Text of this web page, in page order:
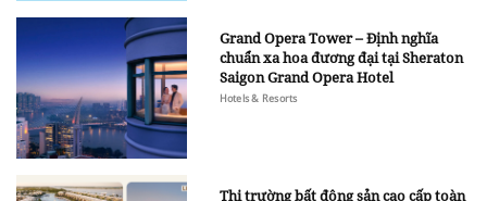
Grand Opera Tower – Định nghĩa
chuẩn xa hoa đương đại tại Sheraton
Saigon Grand Opera Hotel
Hotels & Resorts
Thị trường bất động sản cao cấp toàn